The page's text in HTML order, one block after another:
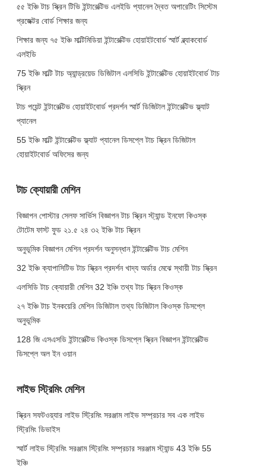
৫৫ ইঞ্চি টাচ স্ক্রিন টিভি ইন্টারেক্টিভ এলইডি প্যানেল দ্বৈত অপারেটিং সিস্টেম
প্রজেক্টর বোর্ড শিক্ষার জন্য
শিক্ষার জন্য ৭৫ ইঞ্চি মাল্টিমিডিয়া ইন্টারেক্টিভ হোয়াইটবোর্ড স্মার্ট ব্ল্যাকবোর্ড
এলইডি
75 ইঞ্চি মাল্টি টাচ অ্যান্ড্রয়েড ডিজিটাল এলসিডি ইন্টারেক্টিভ হোয়াইটবোর্ড টাচ
স্ক্রিন
টাচ পয়েন্ট ইন্টারেক্টিভ হোয়াইটবোর্ড প্রদর্শন স্মার্ট ডিজিটাল ইন্টারেক্টিভ ফ্ল্যাট
প্যানেল
55 ইঞ্চি মাল্টি ইন্টারেক্টিভ ফ্ল্যাট প্যানেল ডিসপ্লে টাচ স্ক্রিন ডিজিটাল
হোয়াইটবোর্ড অফিসের জন্য
টাচ ক্যোয়ারী মেশিন
বিজ্ঞাপন পোস্টার সেলফ সার্ভিস বিজ্ঞাপন টাচ স্ক্রিন স্ট্যান্ড ইনফো কিওস্ক
টোটেম ফাস্ট ফুড ২১.৫ ২৪ ৩২ ইঞ্চি টাচ স্ক্রিন
অনুভূমিক বিজ্ঞাপন মেশিন প্রদর্শন অনুসন্ধান ইন্টারেক্টিভ টাচ মেশিন
32 ইঞ্চি ক্যাপাসিটিভ টাচ স্ক্রিন প্রদর্শন খাদ্য অর্ডার মেঝে স্থায়ী টাচ স্ক্রিন
এলসিডি টাচ ক্যোয়ারী মেশিন 32 ইঞ্চি তথ্য টাচ স্ক্রিন কিওস্ক
২৭ ইঞ্চি টাচ ইনকয়েরি মেশিন ডিজিটাল তথ্য ডিজিটাল কিওস্ক ডিসপ্লে
অনুভূমিক
128 জি এসএসডি ইন্টারেক্টিভ কিওস্ক ডিসপ্লে স্ক্রিন বিজ্ঞাপন ইন্টারেক্টিভ
ডিসপ্লে অল ইন ওয়ান
লাইভ স্ট্রিমিং মেশিন
স্ক্রিন সফটওয়্যার লাইভ স্ট্রিমিং সরঞ্জাম লাইভ সম্প্রচার সব এক লাইভ
স্ট্রিমিং ডিভাইস
স্মার্ট লাইভ স্ট্রিমিং সরঞ্জাম স্ট্রিমিং সম্প্রচার সরঞ্জাম স্ট্যান্ড 43 ইঞ্চি 55
ইঞ্চি